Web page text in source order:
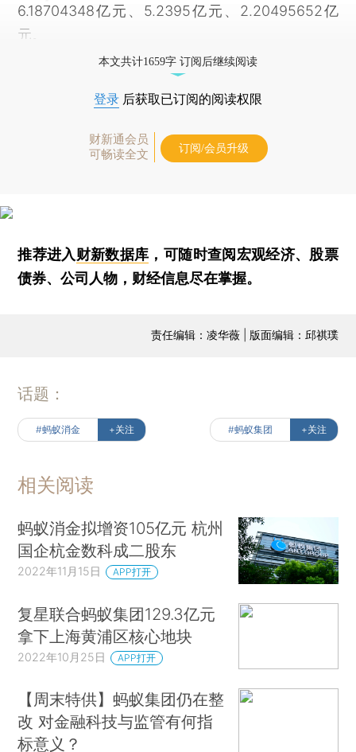
6.18704348亿元、5.2395亿元、2.20495652亿
元。
本文共计1659字 订阅后继续阅读
登录 后获取已订阅的阅读权限
财新通会员
可畅读全文
订阅/会员升级
推荐进入财新数据库 ，可随时查阅宏观经济、股票
债券、公司人物，财经信息尽在掌握。
责任编辑：凌华薇 | 版面编辑：邱祺璞
话题：
#蚂蚁消金 +关注 #蚂蚁集团 +关注
相关阅读
蚂蚁消金拟增资105亿元 杭州
国企杭金数科成二股东
2022年11月15日 APP打开
复星联合蚂蚁集团129.3亿元
拿下上海黄浦区核心地块
2022年10月25日 APP打开
【周末特供】蚂蚁集团仍在整
改 对金融科技与监管有何指
标意义？